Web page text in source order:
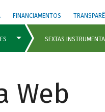
FINANCIAMENTOS
Web